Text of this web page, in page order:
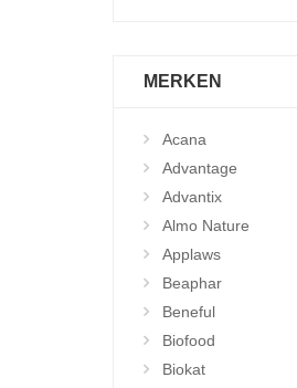
MERKEN
Acana
Advantage
Advantix
Almo Nature
Applaws
Beaphar
Beneful
Biofood
Biokat